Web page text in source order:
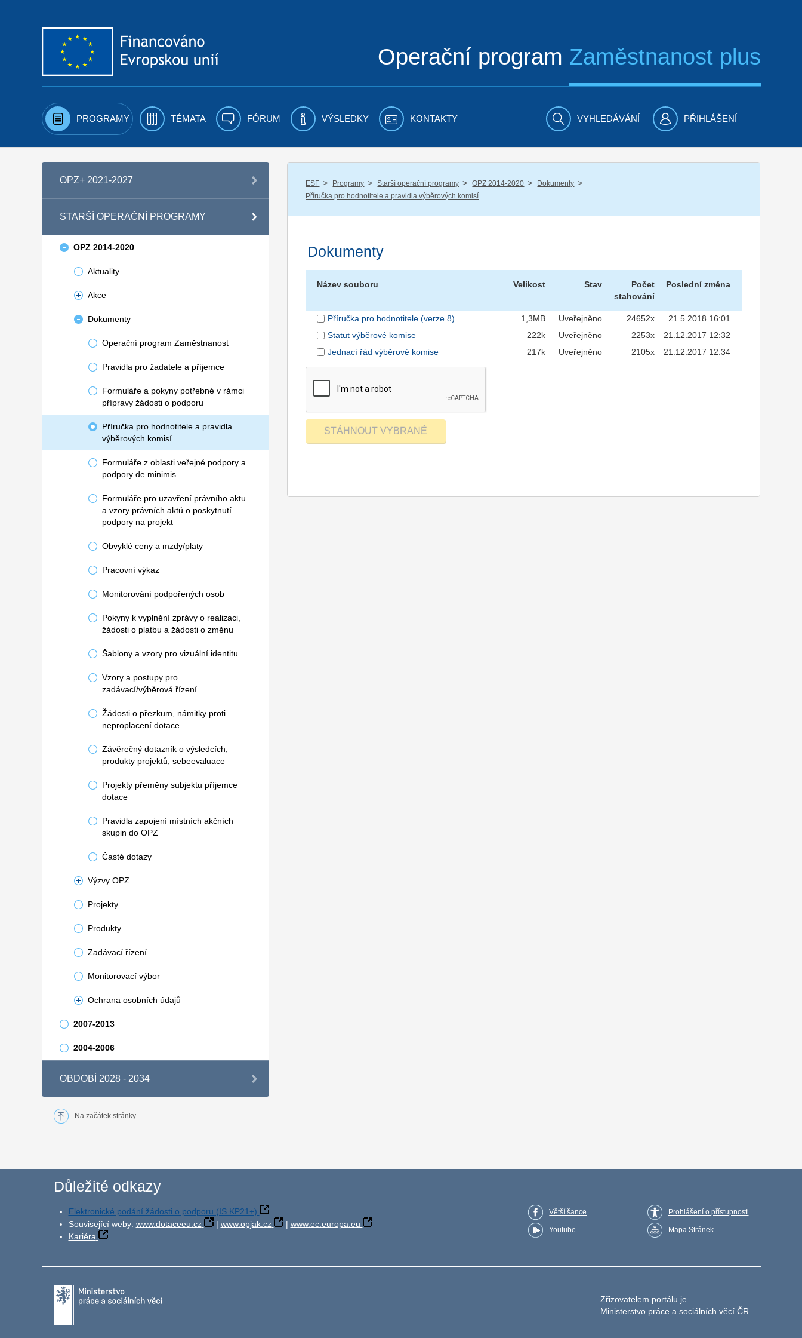
Operační program Zaměstnanost plus
PROGRAMY TÉMATA FÓRUM VÝSLEDKY KONTAKTY VYHLEDÁVÁNÍ PŘIHLÁŠENÍ
OPZ+ 2021-2027
STARŠÍ OPERAČNÍ PROGRAMY
OPZ 2014-2020
Aktuality
Akce
Dokumenty
Operační program Zaměstnanost
Pravidla pro žadatele a příjemce
Formuláře a pokyny potřebné v rámci
přípravy žádosti o podporu
Příručka pro hodnotitele a pravidla
výběrových komisí
Formuláře z oblasti veřejné podpory a
podpory de minimis
Formuláře pro uzavření právního aktu
a vzory právních aktů o poskytnutí
podpory na projekt
Obvyklé ceny a mzdy/platy
Pracovní výkaz
Monitorování podpořených osob
Pokyny k vyplnění zprávy o realizaci,
žádosti o platbu a žádosti o změnu
Šablony a vzory pro vizuální identitu
Vzory a postupy pro
zadávací/výběrová řízení
Žádosti o přezkum, námitky proti
neproplacení dotace
Závěrečný dotazník o výsledcích,
produkty projektů, sebeevaluace
Projekty přeměny subjektu příjemce
dotace
Pravidla zapojení místních akčních
skupin do OPZ
Časté dotazy
Výzvy OPZ
Projekty
Produkty
Zadávací řízení
Monitorovací výbor
Ochrana osobních údajů
2007-2013
2004-2006
OBDOBÍ 2028 - 2034
ESF / Programy / Starší operační programy / OPZ 2014-2020 / Dokumenty /
Příručka pro hodnotitele a pravidla výběrových komisí
Dokumenty
Název souboru Velikost Stav
Počet
stahování
Poslední změna
Příručka pro hodnotitele (verze 8) 1,3MB Uveřejněno 24652x
21.5.2018 16:01
Statut výběrové komise
222k Uveřejněno 2253x
21.12.2017 12:32
Jednací řád výběrové komise
217k Uveřejněno 2105x 21.12.2017 12:34
Na začátek stránky
Důležité odkazy
Elektronické podání žádosti o podporu (IS KP21+)
Související weby: www.dotaceeu.cz | www.opjak.cz | www.ec.europa.eu
Kariéra
Větší šance
Youtube
Prohlášení o přístupnosti
Mapa Stránek
Zřizovatelem portálu je
Ministerstvo práce a sociálních věcí ČR